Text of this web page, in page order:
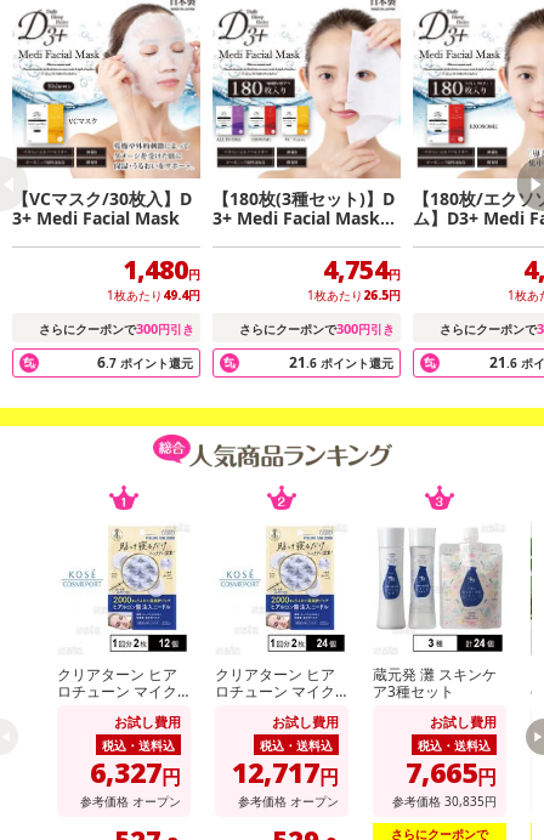
【VCマスク/30枚入】D
3+ Medi Facial Mask
1,480円
1枚あたり 49.4円
さらにクーポンで300円引き
6.7 ポイント還元
【180枚(3種セット)】D
3+ Medi Facial Maskー
4,754円
1枚あたり 26.5円
さらにクーポンで300円引き
21.6 ポイント還元
【180枚/エクソ
ム】D3+ Medi
イシャルマスク
1枚あ
さらにクーポンで
21.6 ポ
クリアターン ヒア
ロチューン マイク
分(2枚入)お試し費用
税込・送料込
6,327円
参考価格 オープン
クリアターン ヒア
ロチューン マイク
分(2枚入)お試し費用
税込・送料込
12,717円
参考価格 オープン
蔵元発 灘 スキンケ
ア3種セット
お試し費用
税込・送料込
7,665円
参考価格 30,835円
さらにクーポンで